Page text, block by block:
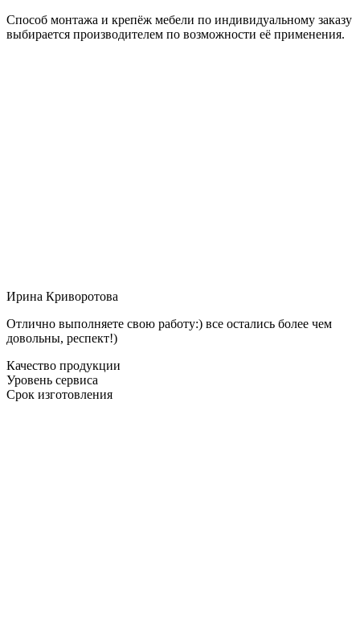
Способ монтажа и крепёж мебели по индивидуальному заказу
выбирается производителем по возможности её применения.
Ирина Криворотова
Отлично выполняете свою работу:) все остались более чем
довольны, респект!)
Качество продукции
Уровень сервиса
Срок изготовления